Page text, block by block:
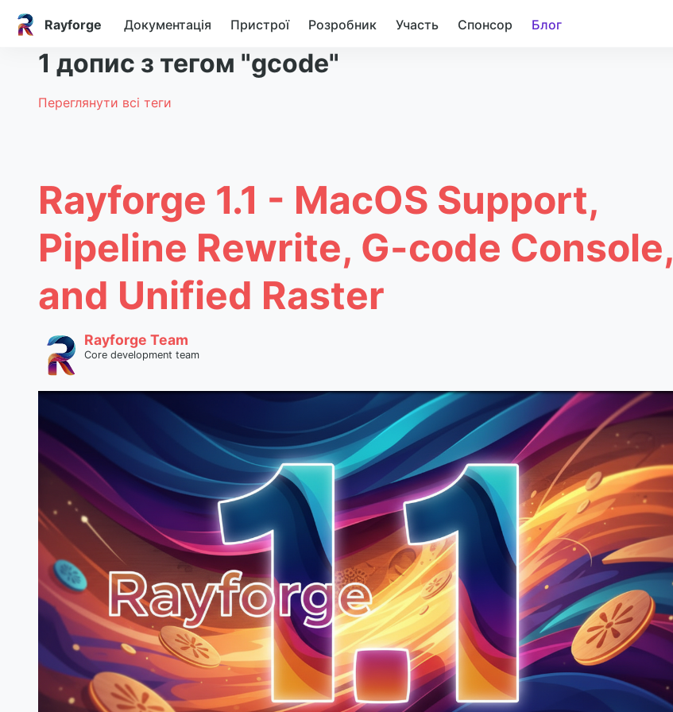
Rayforge Документація Пристрої Розробник Участь Спонсор Блог
1 допис з тегом "gcode"
Переглянути всі теги
Rayforge 1.1 - MacOS Support,
Pipeline Rewrite, G-code Console,
and Unified Raster
Rayforge Team
Core development team